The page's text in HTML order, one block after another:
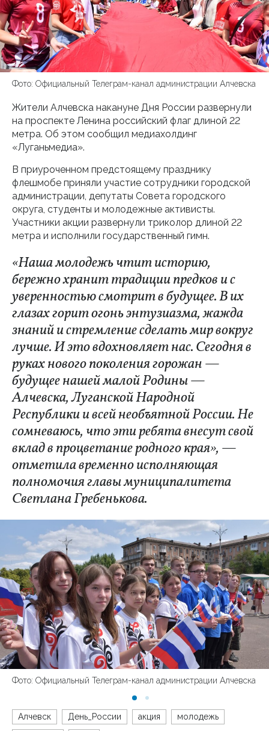
Фото: Официальный Телеграм-канал администрации Алчевска
Жители Алчевска накануне Дня России развернули
на проспекте Ленина российский флаг длиной 22
метра. Об этом сообщил медиахолдинг
«Луганьмедиа».
В приуроченном предстоящему празднику
флешмобе приняли участие сотрудники городской
администрации, депутаты Совета городского
округа, студенты и молодежные активисты.
Участники акции развернули триколор длиной 22
метра и исполнили государственный гимн.
«Наша молодежь чтит историю,
бережно хранит традиции предков и с
уверенностью смотрит в будущее. В их
глазах горит огонь энтузиазма, жажда
знаний и стремление сделать мир вокруг
лучше. И это вдохновляет нас. Сегодня в
руках нового поколения горожан —
будущее нашей малой Родины —
Алчевска, Луганской Народной
Республики и всей необъятной России. Не
сомневаюсь, что эти ребята внесут свой
вклад в процветание родного края», —
отметила временно исполняющая
полномочия главы муниципалитета
Светлана Гребенькова.
Фото: Официальный Телеграм-канал администрации Алчевска
Алчевск День_России акция молодежь